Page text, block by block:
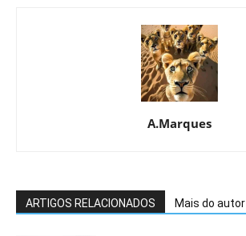
A.Marques
ARTIGOS RELACIONADOS Mais do autor